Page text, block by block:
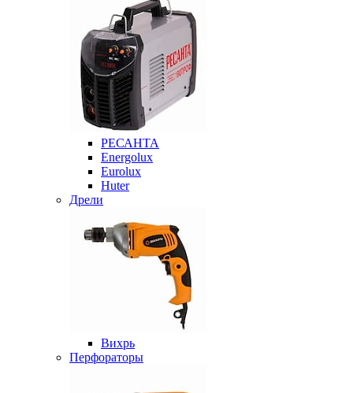
РЕСАНТА
Energolux
Eurolux
Huter
Дрели
Вихрь
Перфораторы